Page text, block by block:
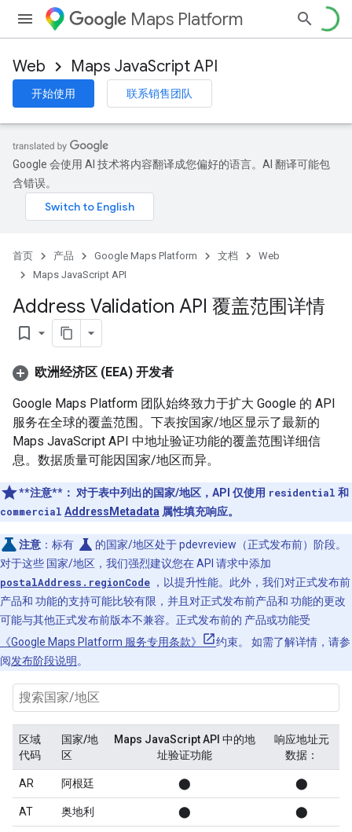
Maps Platform
Web Maps JavaScript API
开始使用 联系销售团队
Google 会使用 AI 技术将内容翻译成您偏好的语言。AI 翻译可能包
含错误。
首页 产品 Google Maps Platform 文档
Web
Maps JavaScript API
Address Validation API 覆盖范围详情
bookmark_border
欧洲经济区 (EEA) 开发者
Google Maps Platform 团队始终致力于扩大 Google 的 API
服务在全球的覆盖范围。下表按国家/地区显示了最新的
Maps JavaScript API 中地址验证功能的覆盖范围详细信
息。数据质量可能因国家/地区而异。
**注意**： 对于表中列出的国家/地区，API 仅使用 residential 和
commercial AddressMetadata 属性填充响应。
注意 ：标有 science 的国家/地区处于 pdevreview（正式发布前）阶段。
对于这些 国家/地区，我们强烈建议您在 API 请求中添加
postalAddress.regionCode ，以提升性能。此外，我们对正式发布前
产品和 功能的支持可能比较有限，并且对正式发布前产品和 功能的更改
可能与其他正式发布前版本不兼容。正式发布前的 产品或功能受
《Google Maps Platform 服务专用条款》
约束。 如需了解详情，请参
阅发布阶段说明 。
区域
代码
国家/地
区
Maps JavaScript API 中的地
址验证功能
响应地址元
数据：
AR 阿根廷 ⬤ ⬤
AT 奥地利 ⬤ ⬤